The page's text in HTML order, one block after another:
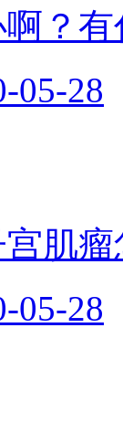
？
05-28
肌
05-28